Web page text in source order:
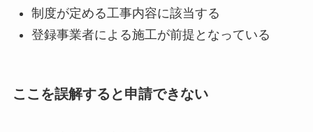
制度が定める工事内容に該当する
登録事業者による施工が前提となっている
ここを誤解すると申請できない